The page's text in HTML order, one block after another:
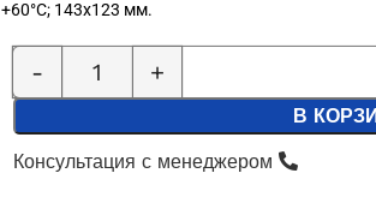
+60°C; 143х123 мм.
В
Консультация с менеджером